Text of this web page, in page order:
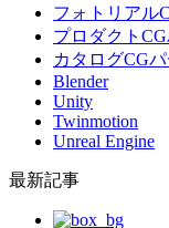
フォトリアル
プロダクトCG
カタログCG
Blender
Unity
Twinmotion
Unreal Engine
最新記事